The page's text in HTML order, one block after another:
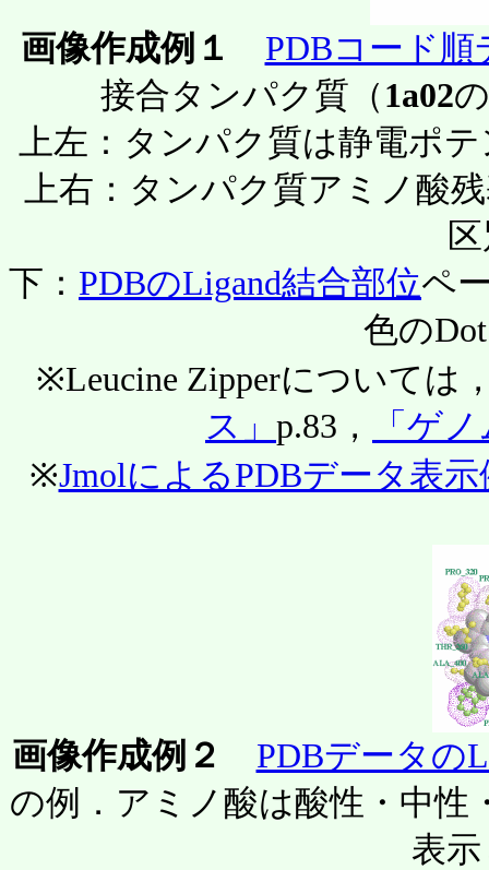
画像作成例１
PDBコード
接合タンパク質（ 1a02
上左：タンパク質は静電ポ
上右：タンパク質アミノ酸
下： PDBのLigand結合部位ペ
色の
※Leucine Zipperについては
ス」 p.83，
「ゲ
※JmolによるPDBデータ表示
画像作成例２
PDBデータの
の例．アミノ酸は酸性・中性
表